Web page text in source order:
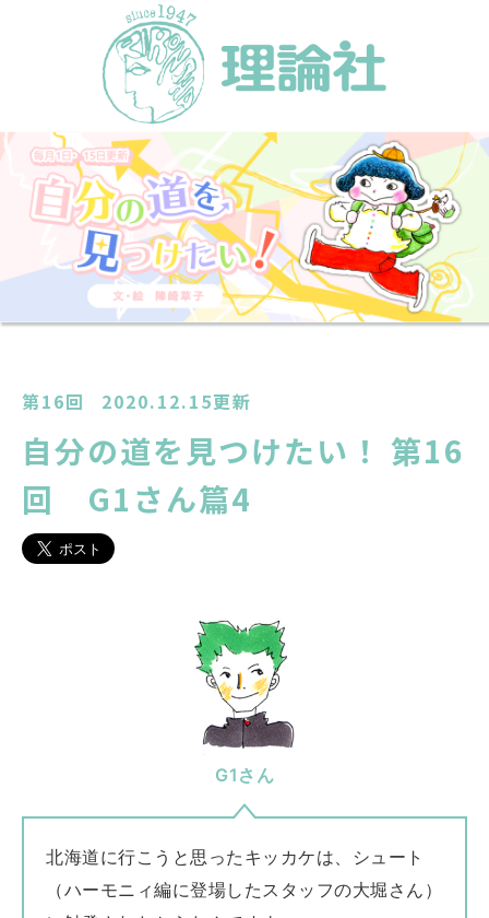
第16回 2020.12.15更新
自分の道を見つけたい！ 第16
回 G1さん篇4
G1さん
北海道に行こうと思ったキッカケは、シュート
（ハーモニィ編に登場したスタッフの大堀さん）